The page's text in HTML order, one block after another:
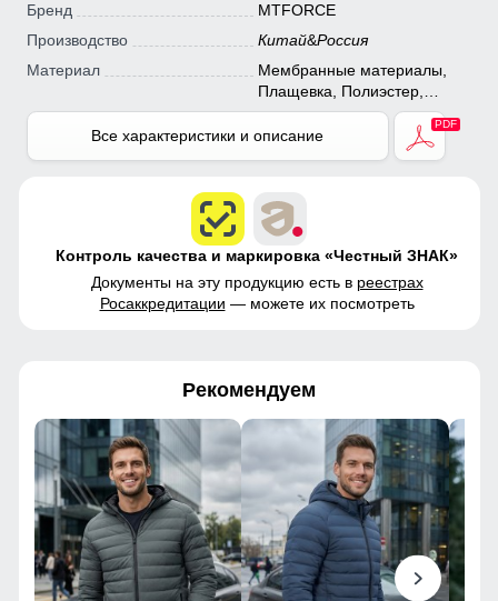
Бренд
MTFORCE
Производство
Китай&Россия
Материал
Мембранные материалы,
Плащевка, Полиэстер,
Тефлон
Все характеристики и описание
Контроль качества и маркировка «Честный ЗНАК»
Документы на эту продукцию есть в реестрах
Росаккредитации — можете их посмотреть
Рекомендуем